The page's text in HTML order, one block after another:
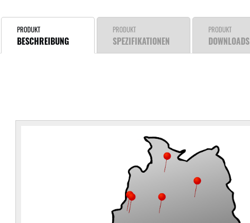
PRODUKT
BESCHREIBUNG
PRODUKT
SPEZIFIKATIONEN
PRODUKT
DOWNLOADS